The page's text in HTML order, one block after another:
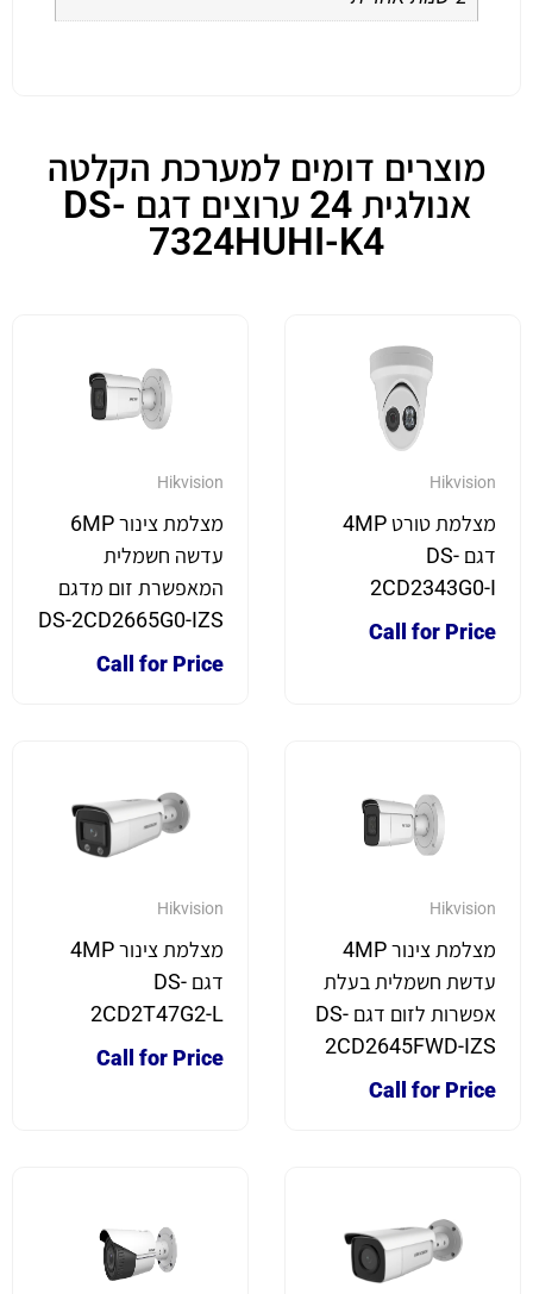
מוצרים דומים למערכת הקלטה
אנולגית 24 ערוצים דגם DS-
7324HUHI-K4
Hikvision
מצלמת טורט 4MP
דגם DS-
2CD2343G0-I
Call for Price
Hikvision
מצלמת צינור 6MP
עדשה חשמלית
המאפשרת זום מדגם
DS-2CD2665G0-IZS
Call for Price
Hikvision
מצלמת צינור 4MP
עדשת חשמלית בעלת
אפשרות לזום דגם DS-
2CD2645FWD-IZS
Call for Price
Hikvision
מצלמת צינור 4MP
דגם DS-
2CD2T47G2-L
Call for Price